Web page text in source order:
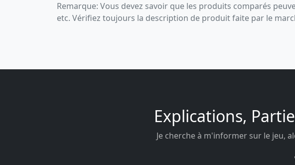
Remarque: Vous devez savoir que les produits comparés
etc. Vérifiez toujours la description de produit faite par le
Explications,
Je cherche à m'informer sur le jeu,